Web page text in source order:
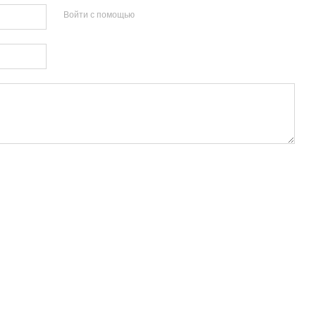
Войти с помощью